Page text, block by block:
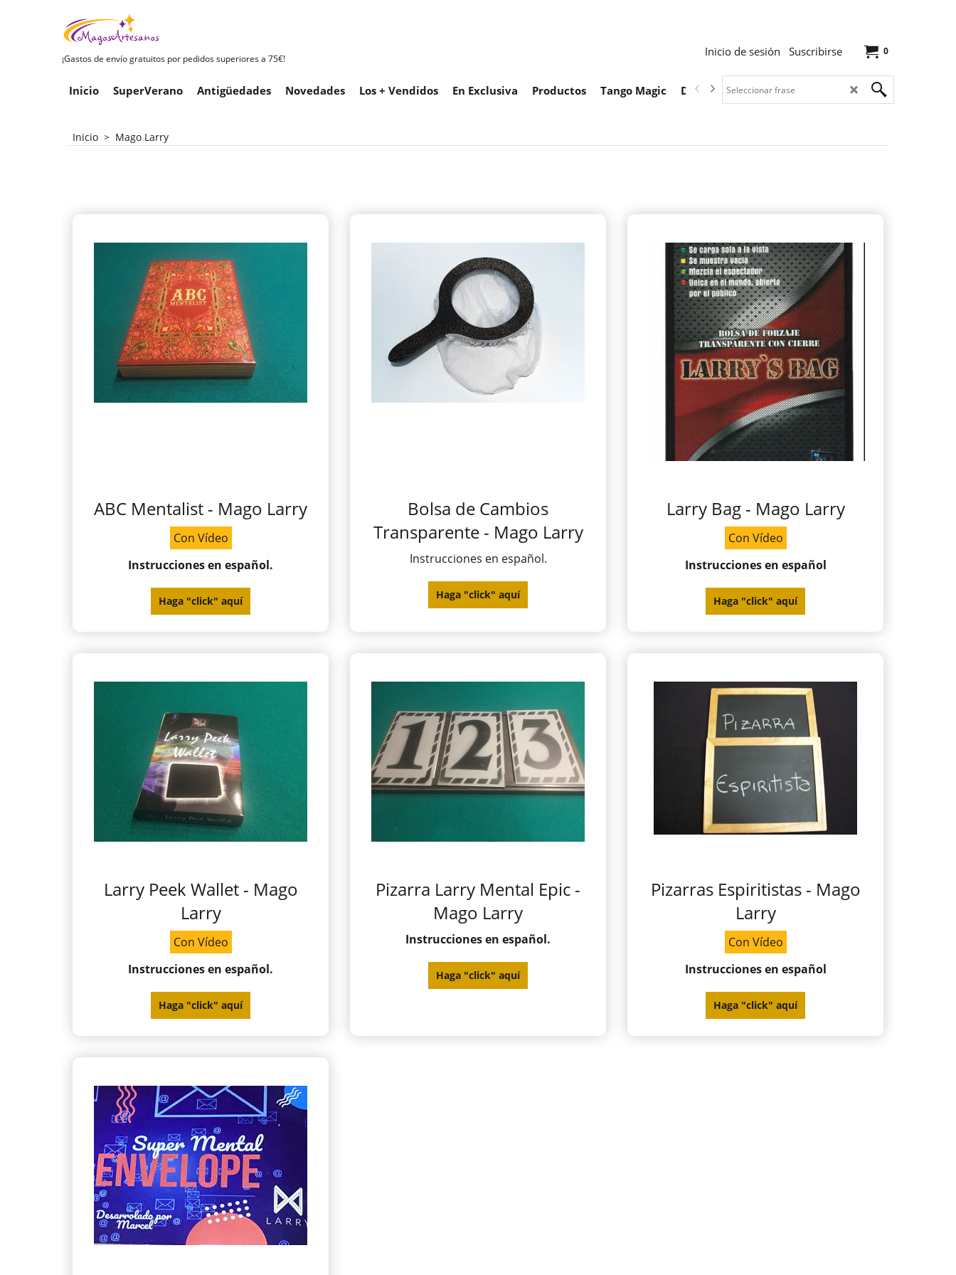
¡Gastos de envío gratuitos por pedidos superiores a 75€!
0
Inicio de sesión Suscribirse
Inicio SuperVerano Antigüedades Novedades Los + Vendidos En Exclusiva Productos Tango Magic Descargas
Inicio > Mago Larry
ABC Mentalist - Mago Larry
Con Vídeo
Instrucciones en español.
Haga "click" aquí
Bolsa de Cambios
Transparente - Mago Larry
Instrucciones en español.
Haga "click" aquí
Larry Bag - Mago Larry
Con Vídeo
Instrucciones en español
Haga "click" aquí
Larry Peek Wallet - Mago
Larry
Con Vídeo
Instrucciones en español.
Haga "click" aquí
Pizarra Larry Mental Epic -
Mago Larry
Instrucciones en español.
Haga "click" aquí
Pizarras Espiritistas - Mago
Larry
Con Vídeo
Instrucciones en español
Haga "click" aquí